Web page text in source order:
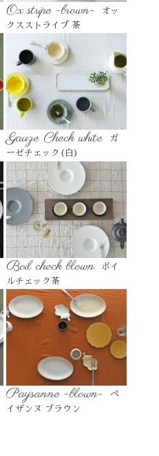
Ox stripe -brown-
オッ
クスストライプ 茶
Gauze Check white
ガ
ーゼチェック(白)
Boil check blown
ボイ
ルチェック茶
Paysanne -blown-
ペ
イザンヌ ブラウン